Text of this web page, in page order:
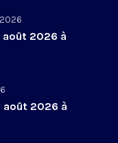
août 2026 à
août 2026 à